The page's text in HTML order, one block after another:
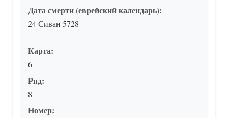
Дата смерти (еврейский календарь):
24 Сиван 5728
Карта:
6
Ряд:
8
Номер: